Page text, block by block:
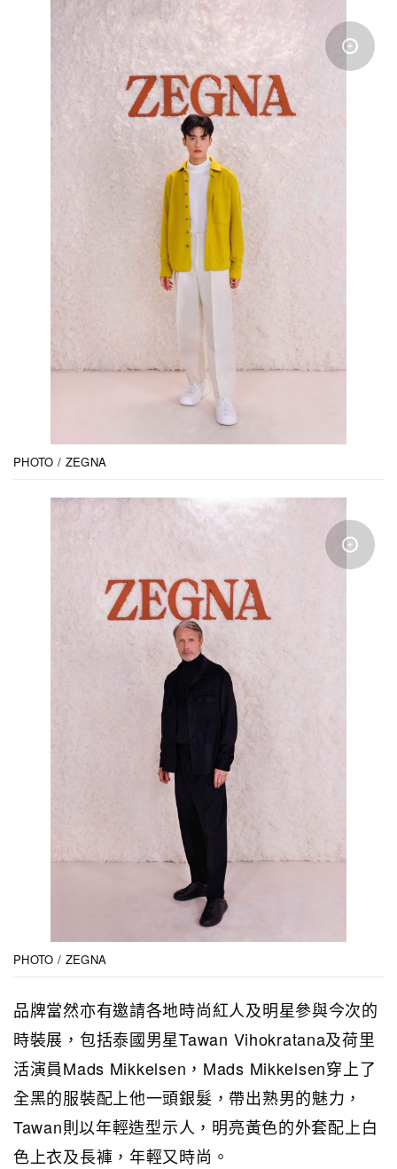
PHOTO / ZEGNA
PHOTO / ZEGNA
品牌當然亦有邀請各地時尚紅人及明星參與今次的
時裝展，包括泰國男星Tawan Vihokratana及荷里
活演員Mads Mikkelsen，Mads Mikkelsen穿上了
全黑的服裝配上他一頭銀髮，帶出熟男的魅力，
Tawan則以年輕造型示人，明亮黃色的外套配上白
色上衣及長褲，年輕又時尚。